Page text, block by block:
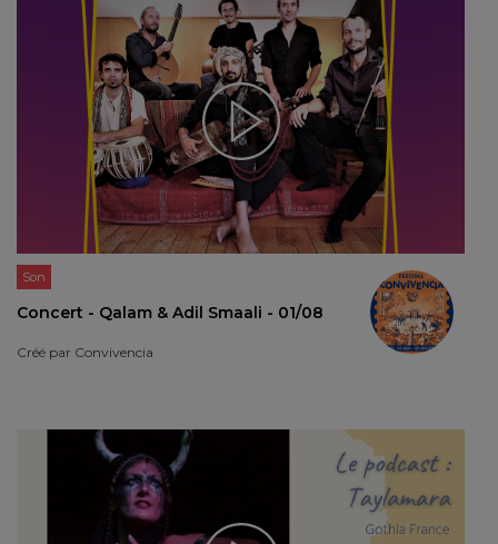
Son
Concert - Qalam & Adil Smaali - 01/08
Créé par Convivencia